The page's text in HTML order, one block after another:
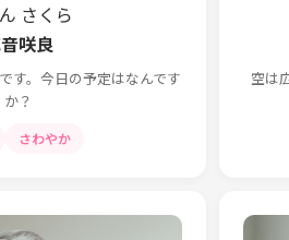
さくら
咲良
す。今日の予定はなんです
か？
さわやか
空は